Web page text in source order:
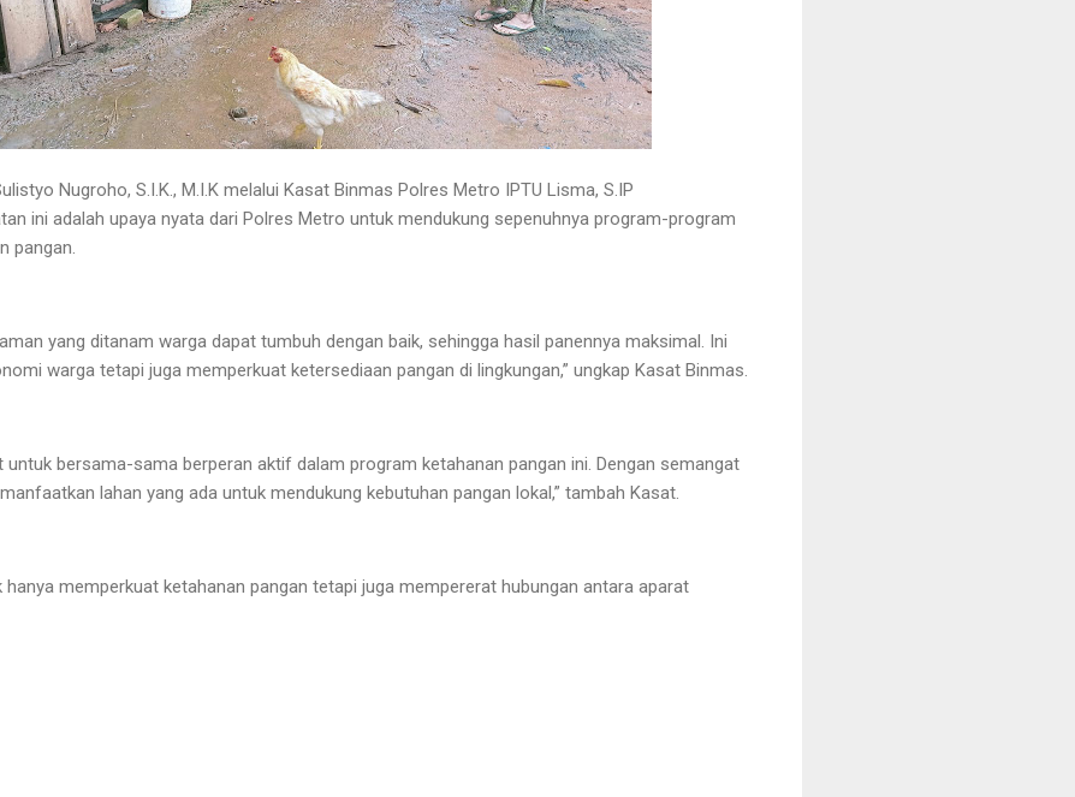
Nugroho, S.I.K., M.I.K melalui Kasat Binmas Polres Metro IPTU Lisma, S.IP
ini adalah upaya nyata dari Polres Metro untuk mendukung sepenuhnya program-program
pangan.
yang ditanam warga dapat tumbuh dengan baik, sehingga hasil panennya maksimal. Ini
warga tetapi juga memperkuat ketersediaan pangan di lingkungan,” ungkap Kasat Binmas.
untuk bersama-sama berperan aktif dalam program ketahanan pangan ini. Dengan semangat
lahan yang ada untuk mendukung kebutuhan pangan lokal,” tambah Kasat.
hanya memperkuat ketahanan pangan tetapi juga mempererat hubungan antara aparat